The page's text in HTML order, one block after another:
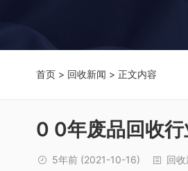
首页 > 回收新闻 > 正文内容
0 0年废品回收行
5年前 (2021-10-16) 回